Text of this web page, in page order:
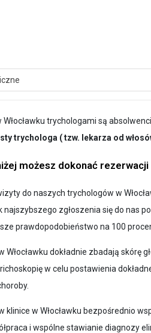
Włocławku trychologami są
trychologa ( tzw. lekarza od
możesz dokonać rezerwacji
do naszych trychologów w
najszybszego zgłoszenia się do nas
prawdopodobieństwo na 100
Włocławku dokładnie zbadają
w celu postawienia
klinice w Włocławku bezpośrednio
i wspólne stawianie diagnozy